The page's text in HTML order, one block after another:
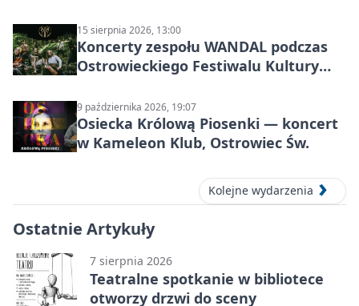
15 sierpnia 2026, 13:00
Koncerty zespołu WANDAL podczas
Ostrowieckiego Festiwalu Kultury
9 października 2026, 19:07
Osiecka Królową Piosenki — koncert
w Kameleon Klub, Ostrowiec Św.
Kolejne wydarzenia
Ostatnie Artykuły
7 sierpnia 2026
Teatralne spotkanie w bibliotece
otworzy drzwi do sceny